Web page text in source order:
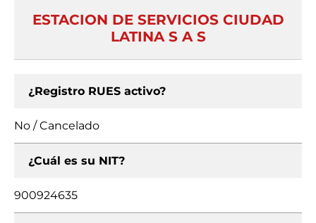
ESTACION DE SERVICIOS CIUDAD
LATINA S A S
¿Registro RUES activo?
No / Cancelado
¿Cuál es su NIT?
900924635